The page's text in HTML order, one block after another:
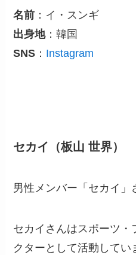
名前 ：イ・スンギ
出身地：韓国
SNS ： Instagram
セカイ（板山 世界）
男性メンバー「セカイ」
セカイさんはスポーツ・
クターとして活動してい